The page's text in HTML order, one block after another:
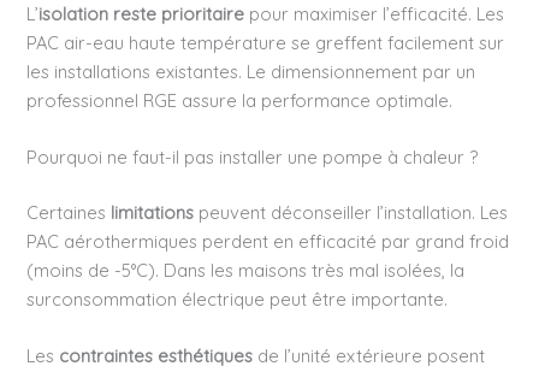
L’isolation reste prioritaire pour maximiser l’efficacité. Les
PAC air-eau haute température se greffent facilement sur
les installations existantes. Le dimensionnement par un
professionnel RGE assure la performance optimale.
Pourquoi ne faut-il pas installer une pompe à chaleur ?
Certaines limitations peuvent déconseiller l’installation. Les
PAC aérothermiques perdent en efficacité par grand froid
(moins de -5°C). Dans les maisons très mal isolées, la
surconsommation électrique peut être importante.
Les contraintes esthétiques de l’unité extérieure posent